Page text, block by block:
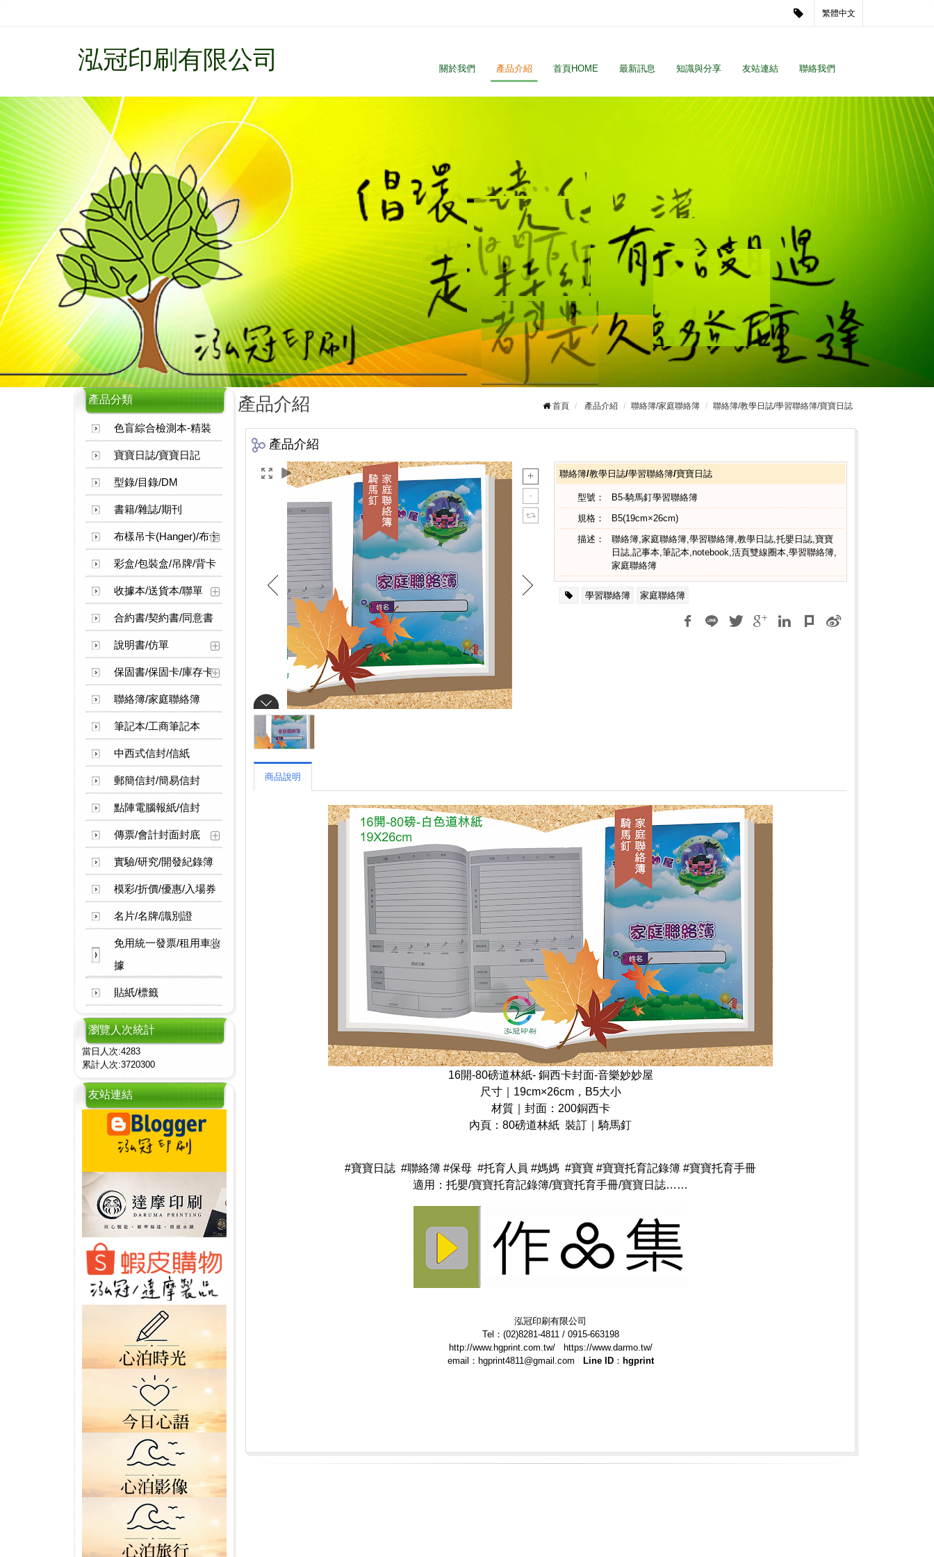
繁體中文
泓冠印刷有限公司 關於我們 產品介紹 首頁HOME 最新訊息 知識與分享 友站連結 聯絡我們
產品分類
色盲綜合檢測本-精裝
寶寶日誌/寶寶日記
型錄/目錄/DM
書籍/雜誌/期刊
布樣吊卡(Hanger)/布卡
彩盒/包裝盒/吊牌/背卡
收據本/送貨本/聯單
合約書/契約書/同意書
說明書/仿單
保固書/保固卡/庫存卡
聯絡簿/家庭聯絡簿
筆記本/工商筆記本
中西式信封/信紙
郵簡信封/簡易信封
點陣電腦報紙/信封
傳票/會計封面封底
實驗/研究/開發紀錄簿
模彩/折價/優惠/入場券
名片/名牌/識別證
免用統一發票/租用車收
據
貼紙/標籤
瀏覽人次統計
當日人次:4283
累計人次:3720300
友站連結
產品介紹 首頁 產品介紹 聯絡簿/家庭聯絡簿 聯絡簿/教學日誌/學習聯絡簿/寶寶日誌
產品介紹
聯絡簿/教學日誌/學習聯絡簿/寶寶日誌
型號：
B5-騎馬釘學習聯絡簿
規格：
B5(19cm×26cm)
描述：
聯絡簿,家庭聯絡簿,學習聯絡簿,教學日誌,托嬰日誌,寶寶
日誌,記事本,筆記本,notebook,活頁雙線圈本,學習聯絡簿,
家庭聯絡簿
學習聯絡簿 家庭聯絡簿
商品說明
16開-80磅道林紙- 銅西卡封面-音樂妙妙屋
尺寸｜19cm×26cm，B5大小
材質｜封面：200銅西卡
內頁：80磅道林紙 裝訂｜騎馬釘
#寶寶日誌 #聯絡簿 #保母 #托育人員 #媽媽 #寶寶 #寶寶托育記錄簿 #寶寶托育手冊
適用：托嬰/寶寶托育記錄簿/寶寶托育手冊/寶寶日誌……
泓冠印刷有限公司
Tel：(02)8281-4811 / 0915-663198
http://www.hgprint.com.tw/ https://www.darmo.tw/
email：hgprint4811@gmail.com
Line ID：hgprint